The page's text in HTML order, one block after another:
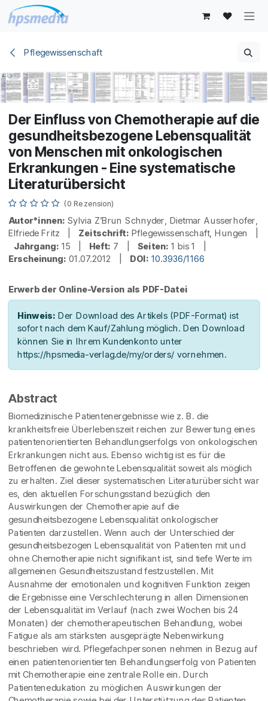
Zum Inhalt springen
Pflegewissenschaft
Der Einfluss von Chemotherapie auf die
gesundheitsbezogene Lebensqualität
von Menschen mit onkologischen
Erkrankungen - Eine systematische
Literaturübersicht
(0 Rezension)
Autor*innen: Sylvia Z’Brun Schnyder, Dietmar Ausserhofer,
Elfriede Fritz | Zeitschrift: Pflegewissenschaft, Hungen |
Jahrgang: 15 | Heft: 7 | Seiten: 1 bis 1 |
Erscheinung: 01.07.2012 | DOI: 10.3936/1166
Erwerb der Online-Version als PDF-Datei
Hinweis: Der Download des Artikels (PDF-Format) ist
sofort nach dem Kauf/Zahlung möglich. Den Download
können Sie in Ihrem Kundenkonto unter
https://hpsmedia-verlag.de/my/orders/ vornehmen.
Abstract
Biomedizinische Patientenergebnisse wie z. B. die
krankheitsfreie Überlebenszeit reichen zur Bewertung eines
patientenorientierten Behandlungserfolgs von onkologischen
Erkrankungen nicht aus. Ebenso wichtig ist es für die
Betroffenen die gewohnte Lebensqualität soweit als möglich
zu erhalten. Ziel dieser systematischen Literaturübersicht war
es, den aktuellen Forschungsstand bezüglich den
Auswirkungen der Chemotherapie auf die
gesundheitsbezogene Lebensqualität onkologischer
Patienten darzustellen. Wenn auch der Unterschied der
gesundheitsbezogen Lebensqualität von Patienten mit und
ohne Chemotherapie nicht signifikant ist, sind tiefe Werte im
allgemeinen Gesundheitszustand festzustellen. Mit
Ausnahme der emotionalen und kognitiven Funktion zeigen
die Ergebnisse eine Verschlechterung in allen Dimensionen
der Lebensqualität im Verlauf (nach zwei Wochen bis 24
Monaten) der chemotherapeutischen Behandlung, wobei
Fatigue als am stärksten ausgeprägte Nebenwirkung
beschrieben wird. Pflegefachpersonen nehmen in Bezug auf
einen patientenorientierten Behandlungserfolg von Patienten
mit Chemotherapie eine zentrale Rolle ein. Durch
Patientenedukation zu möglichen Auswirkungen der